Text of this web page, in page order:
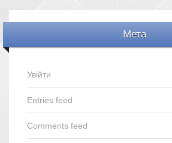
Мета
Увійти
Entries feed
Comments feed